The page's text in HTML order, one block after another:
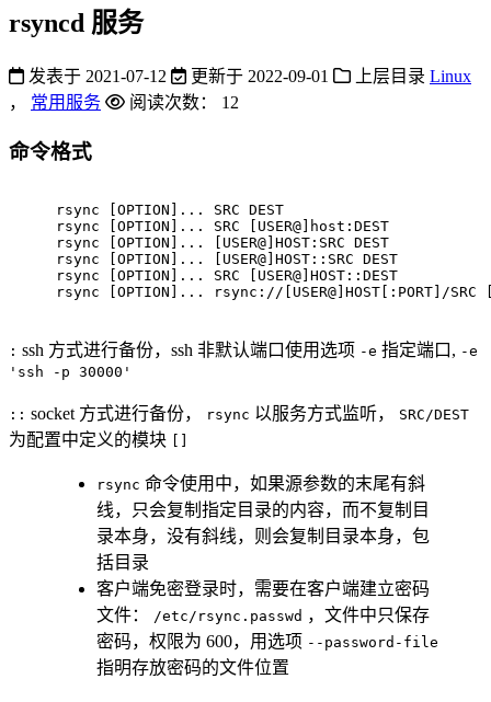
rsyncd 服务
发表于 2021-07-12 更新于 2022-09-01 上层目录 Linux
， 常用服务 阅读次数： 12
命令格式
rsync [OPTION]... SRC DEST
rsync [OPTION]... SRC [USER@]host:DEST
rsync [OPTION]... [USER@]HOST:SRC DEST
rsync [OPTION]... [USER@]HOST::SRC DEST
rsync [OPTION]... SRC [USER@]HOST::DEST
rsync [OPTION]... rsync://[USER@]HOST[:PORT]/SRC
: ssh 方式进行备份，ssh 非默认端口使用选项 -e 指定端口, -e
'ssh -p 30000'
:: socket 方式进行备份， rsync 以服务方式监听， SRC/DEST
为配置中定义的模块
rsync 命令使用中，如果源参数的末尾有斜
线，只会复制指定目录的内容，而不复制目
录本身，没有斜线，则会复制目录本身，包
括目录
客户端免密登录时，需要在客户端建立密码
文件：
/etc/rsync.passwd ，文件中只保存
密码，权限为 600，用选项 --password-file
指明存放密码的文件位置